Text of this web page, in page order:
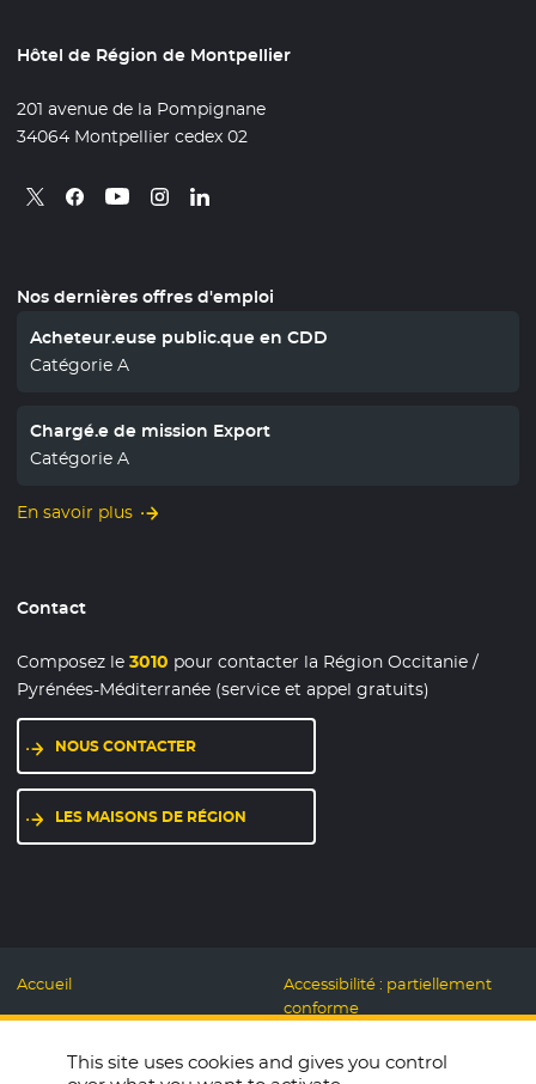
Hôtel de Région de Montpellier
201 avenue de la Pompignane
34064 Montpellier cedex 02
Retrouvez nous sur X
- Nouvelle fenêtre
Retrouvez nous sur Facebook
- Nouvelle fenêtre
Retrouvez nous sur Youtube
- Nouvelle fenêtre
Retrouvez nous sur Instagram
- Nouvelle fenêtre
Retrouvez nous sur Linkedin
- Nouvelle fenêtre
Nos dernières offres d'emploi
Acheteur.euse public.que en CDD
Catégorie A
Chargé.e de mission Export
Catégorie A
En savoir plus
Contact
Composez le3010 pour contacter la Région Occitanie /
Pyrénées-Méditerranée (service et appel gratuits)
NOUS CONTACTER
LES MAISONS DE RÉGION
Accueil
Mentions légales
Données personnelles et
Accessibilité : partiellement
conforme
Responsable
This site uses cookies and gives you control